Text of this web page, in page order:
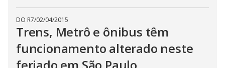
DO R7/02/04/2015
Trens, Metrô e ônibus têm
funcionamento alterado neste